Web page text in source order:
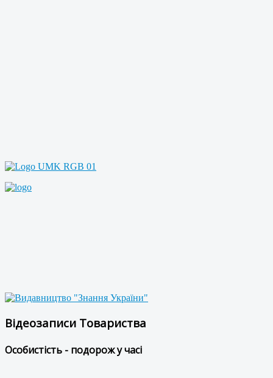
Відеозаписи Товариства
Особистість - подорож у часі